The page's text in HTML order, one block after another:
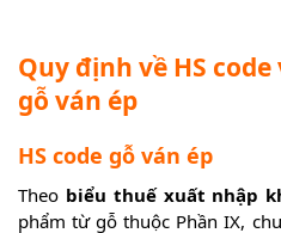
Quy định về HS
gỗ ván ép
HS code gỗ ván ép
Theo biểu thuế xuất nhập
phẩm từ gỗ thuộc Phần IX,